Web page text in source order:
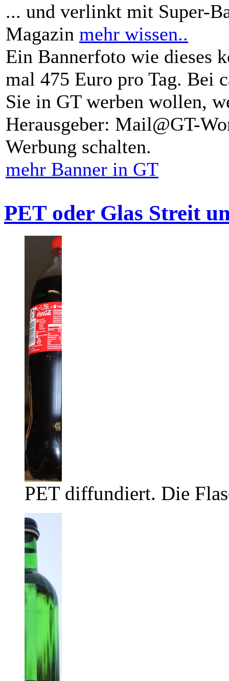
... und verlinkt mit Super-
Magazin mehr wissen..
Ein Bannerfoto wie dieses
mal 475 Euro pro Tag. Bei
Sie in GT werben wollen,
Herausgeber: Mail@GT-
Werbung schalten.
mehr Banner in GT
PET oder Glas Streit
PET diffundiert. Die